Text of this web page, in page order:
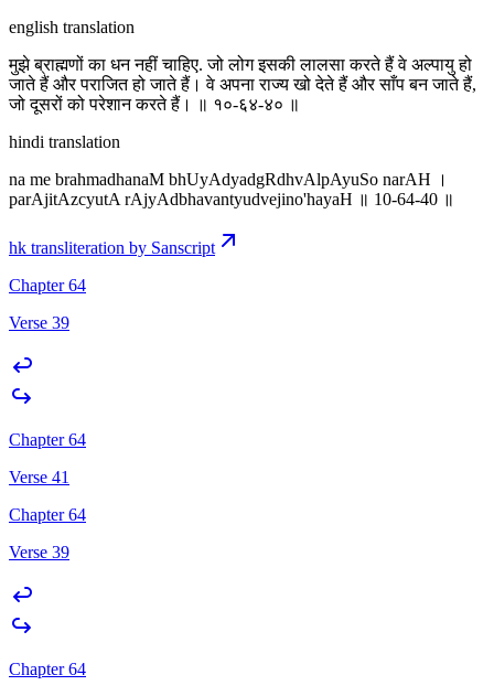
english translation
मुझे ब्राह्मणों का धन नहीं चाहिए. जो लोग इसकी लालसा करते हैं वे अल्पायु हो
जाते हैं और पराजित हो जाते हैं। वे अपना राज्य खो देते हैं और साँप बन जाते हैं,
जो दूसरों को परेशान करते हैं। ॥ १०-६४-४० ॥
hindi translation
na me brahmadhanaM bhUyAdyadgRdhvAlpAyuSo narAH ।
parAjitAzcyutA rAjyAdbhavantyudvejino'hayaH ॥ 10-64-40 ॥
hk transliteration by Sanscript
Chapter 64
Verse 39
Chapter 64
Verse 41
Chapter 64
Verse 39
Chapter 64